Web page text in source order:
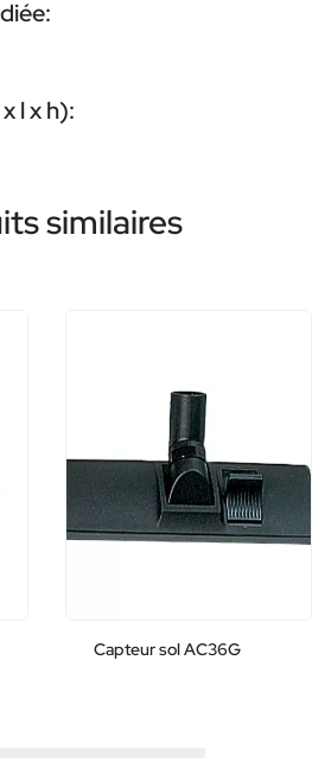
l x h):
similaires
Capteur sol AC36G